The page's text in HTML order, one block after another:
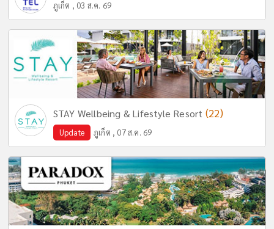
ภูเก็ต , 03 ส.ค. 69
STAY Wellbeing & Lifestyle Resort (22)
Update ภูเก็ต , 07 ส.ค. 69